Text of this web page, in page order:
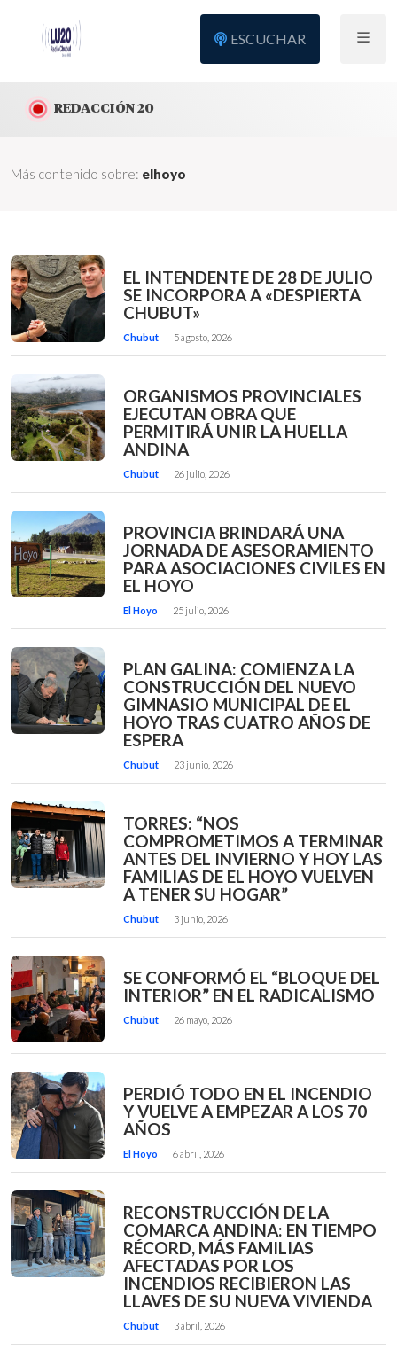
ESCUCHAR
REDACCIÓN 20
Más contenido sobre: elhoyo
EL INTENDENTE DE 28 DE JULIO
SE INCORPORA A «DESPIERTA
CHUBUT»
Chubut 5 agosto, 2026
ORGANISMOS PROVINCIALES
EJECUTAN OBRA QUE
PERMITIRÁ UNIR LA HUELLA
ANDINA
Chubut 26 julio, 2026
PROVINCIA BRINDARÁ UNA
JORNADA DE ASESORAMIENTO
PARA ASOCIACIONES CIVILES EN
EL HOYO
El Hoyo 25 julio, 2026
PLAN GALINA: COMIENZA LA
CONSTRUCCIÓN DEL NUEVO
GIMNASIO MUNICIPAL DE EL
HOYO TRAS CUATRO AÑOS DE
ESPERA
Chubut 23 junio, 2026
TORRES: “NOS
COMPROMETIMOS A TERMINAR
ANTES DEL INVIERNO Y HOY LAS
FAMILIAS DE EL HOYO VUELVEN
A TENER SU HOGAR”
Chubut 3 junio, 2026
SE CONFORMÓ EL “BLOQUE DEL
INTERIOR” EN EL RADICALISMO
Chubut 26 mayo, 2026
PERDIÓ TODO EN EL INCENDIO
Y VUELVE A EMPEZAR A LOS 70
AÑOS
El Hoyo 6 abril, 2026
RECONSTRUCCIÓN DE LA
COMARCA ANDINA: EN TIEMPO
RÉCORD, MÁS FAMILIAS
AFECTADAS POR LOS
INCENDIOS RECIBIERON LAS
LLAVES DE SU NUEVA VIVIENDA
Chubut 3 abril, 2026